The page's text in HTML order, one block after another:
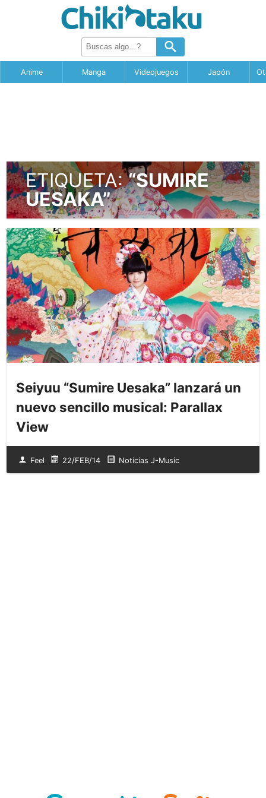
Anime Manga Videojuegos Japón
ETIQUETA:“SUMIRE
UESAKA”
Seiyuu “Sumire Uesaka” lanzará un
nuevo sencillo musical: Parallax
View
Feel 22/FEB/14 Noticias J-Music